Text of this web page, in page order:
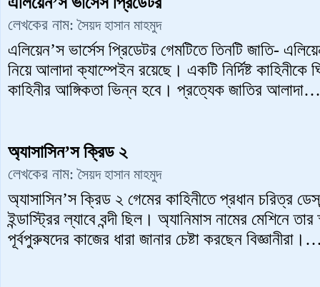
লেখকের নাম:সৈয়দ হাসান মাহমুদ
এলিয়েন’স ভার্সেস প্রিডেটর গেমটিতে তিনটি জাতি-
নিয়ে আলাদা ক্যাম্পেইন রয়েছে। একটি নির্দিষ্ট
কাহিনীর আঙ্গিকতা ভিন্ন হবে। প্রত্যেক জাতির আলাদা…
অ্যাসাসিন’স ক্রিড ২
লেখকের নাম:সৈয়দ হাসান মাহমুদ
অ্যাসাসিন’স ক্রিড ২ গেমের কাহিনীতে প্রধান চরিত্র
ইন্ডাস্ট্রির ল্যাবে বন্দী ছিল। অ্যানিমাস নামের মেশিনে
পূর্বপুরুষদের কাজের ধারা জানার চেষ্টা করছেন